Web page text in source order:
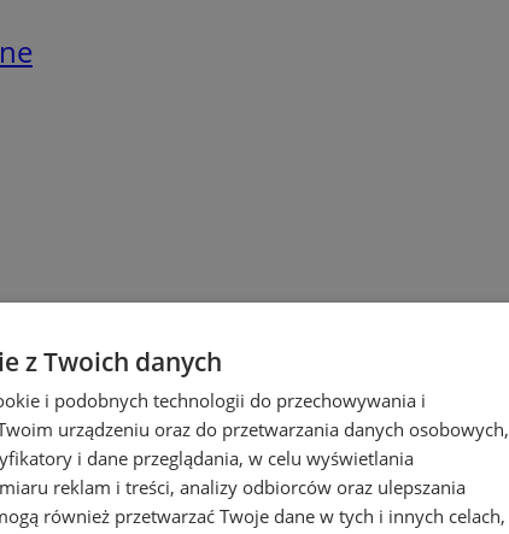
z Twoich danych
i podobnych technologii do przechowywania i
urządzeniu oraz do przetwarzania danych osobowych,
i dane przeglądania, w celu wyświetlania
reklam i treści, analizy odbiorców oraz ulepszania
również przetwarzać Twoje dane w tych i innych celach,